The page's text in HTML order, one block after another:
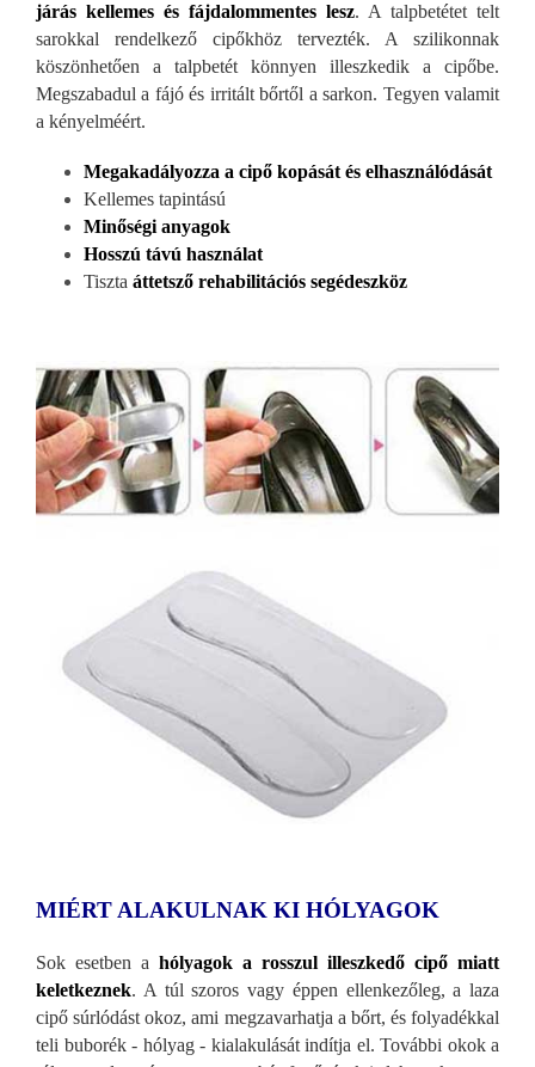
járás kellemes és fájdalommentes lesz. A talpbetétet telt
sarokkal rendelkező cipőkhöz tervezték. A szilikonnak
köszönhetően a talpbetét könnyen illeszkedik a cipőbe.
Megszabadul a fájó és irritált bőrtől a sarkon. Tegyen valamit
a kényelméért.
Megakadályozza a cipő kopását és elhasználódását
Kellemes tapintású
Minőségi anyagok
Hosszú távú használat
Tiszta áttetsző rehabilitációs segédeszköz
MIÉRT ALAKULNAK KI HÓLYAGOK
Sok esetben a hólyagok a rosszul illeszkedő cipő miatt
keletkeznek. A túl szoros vagy éppen ellenkezőleg, a laza
cipő súrlódást okoz, ami megzavarhatja a bőrt, és folyadékkal
teli buborék - hólyag - kialakulását indítja el. További okok a